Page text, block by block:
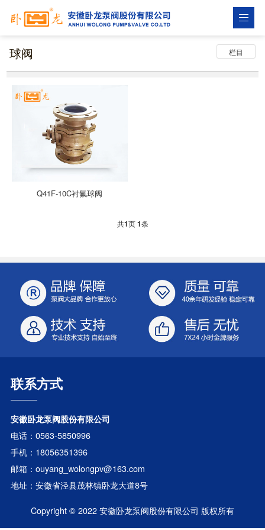
栏目
球阀
Q41F-10C衬氟球阀
共1页1条
联系方式
安徽卧龙泵阀股份有限公司
电话：0563-5850996
手机：18056351396
邮箱：ouyang_wolongpv@163.com
地址：安徽省泾县茂林镇卧龙大道8号
Copyright © 2022 安徽卧龙泵阀股份有限公司 版权所有